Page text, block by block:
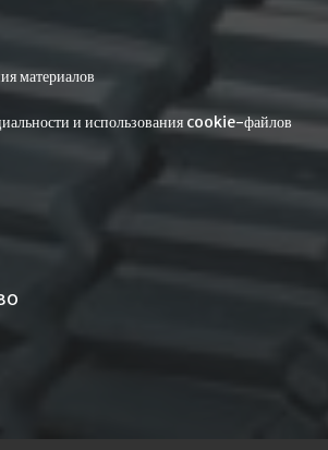
материалов
и использования cookie-файлов